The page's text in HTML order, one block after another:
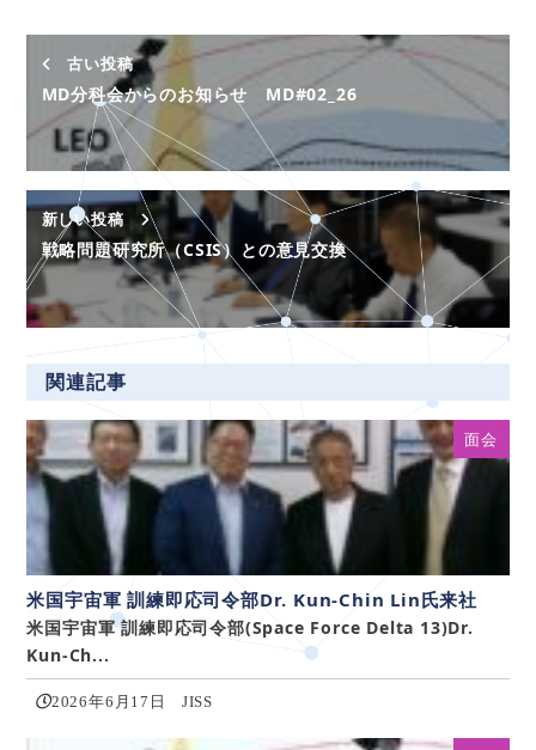
古い投稿
MD分科会からのお知らせ MD#02_26
新しい投稿
戦略問題研究所（CSIS）との意見交換
関連記事
面会
米国宇宙軍 訓練即応司令部Dr. Kun-Chin Lin氏来社
米国宇宙軍 訓練即応司令部(Space Force Delta 13)Dr.
Kun-Ch...
2026年6月17日 JISS